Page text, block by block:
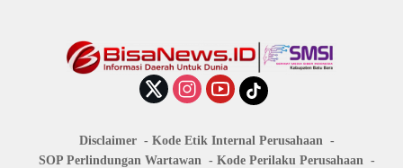
Disclaimer
Kode Etik Internal Perusahaan
SOP Perlindungan Wartawan
Kode Perilaku Perusahaan